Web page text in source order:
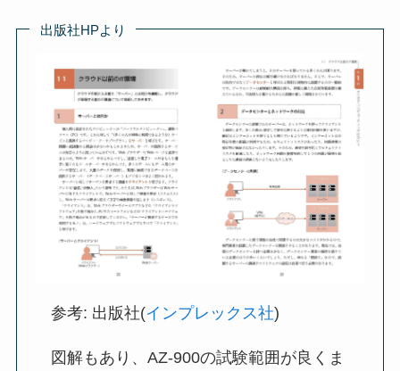
出版社HPより
参考: 出版社(インプレックス社)
図解もあり、AZ-900の試験範囲が良くま